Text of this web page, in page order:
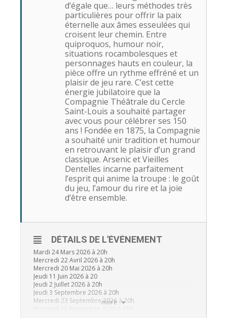
d’égale que… leurs méthodes très
particulières pour offrir la paix
éternelle aux âmes esseulées qui
croisent leur chemin. Entre
quiproquos, humour noir,
situations rocambolesques et
personnages hauts en couleur, la
pièce offre un rythme effréné et un
plaisir de jeu rare. C’est cette
énergie jubilatoire que la
Compagnie Théâtrale du Cercle
Saint-Louis a souhaité partager
avec vous pour célébrer ses 150
ans ! Fondée en 1875, la Compagnie
a souhaité unir tradition et humour
en retrouvant le plaisir d’un grand
classique. Arsenic et Vieilles
Dentelles incarne parfaitement
l’esprit qui anime la troupe : le goût
du jeu, l’amour du rire et la joie
d’être ensemble.
more
DÉTAILS DE L'ÉVÉNEMENT
Mardi 24 Mars 2026 à 20h
Mercredi 22 Avril 2026 à 20h
Mercredi 20 Mai 2026 à 20h
Jeudi 11 Juin 2026 à 20
Jeudi 2 Juillet 2026 à 20h
Jeudi 3 Septembre 2026 à 20h
Mercredi 23 Septembre 2026 à 20h